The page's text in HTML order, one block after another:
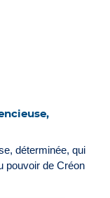
déterminée, qui
pouvoir de Créon